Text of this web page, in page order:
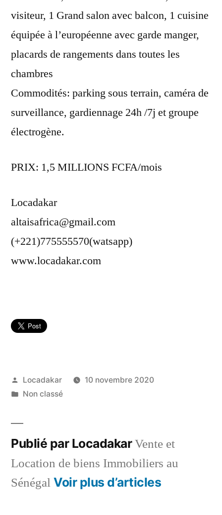
visiteur, 1 Grand salon avec balcon, 1 cuisine
équipée à l’européenne avec garde manger,
placards de rangements dans toutes les
chambres
Commodités: parking sous terrain, caméra de
surveillance, gardiennage 24h /7j et groupe
électrogène.
PRIX: 1,5 MILLIONS FCFA/mois
Locadakar
altaisafrica@gmail.com
(+221)775555570(watsapp)
www.locadakar.com
Publié
par
Locadakar
10 novembre 2020
Publié
Non classé
Publié par LocadakarVente et
Location de biens Immobiliers au
Sénégal Voir plus d’articles